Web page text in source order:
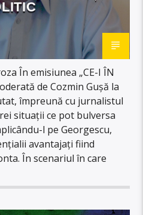
În emisiunea „CE-I ÎN
de Cozmin Gușă la
împreună cu jurnalistul
situații ce pot bulversa
l pe Georgescu,
avantajați fiind
În scenariul în care